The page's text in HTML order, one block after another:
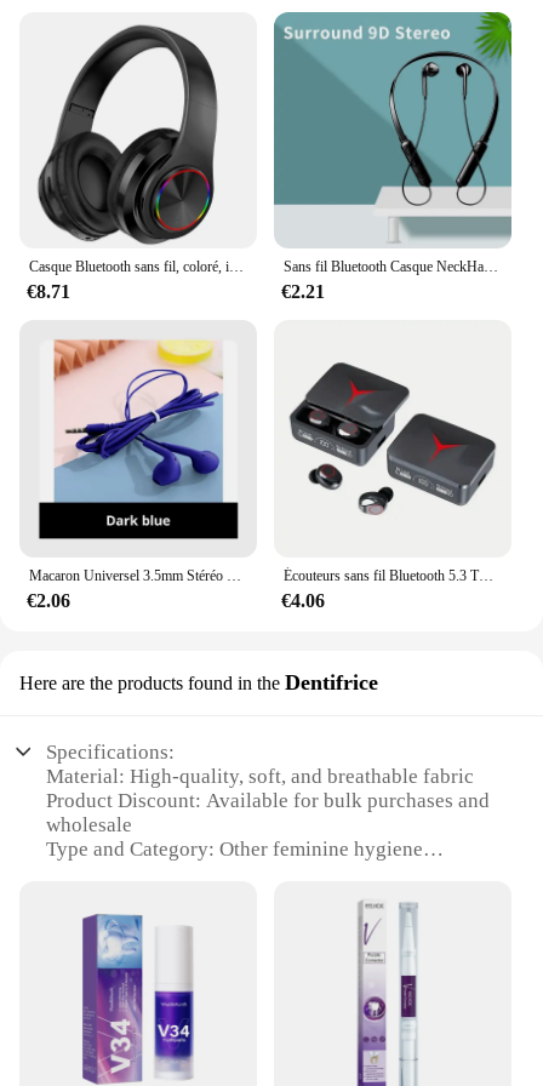
Casque Bluetooth sans fil, coloré, insertion de carte Shoous, jeu, musique, sport, support, téléphone portable, ordinateur
€8.71
Sans fil Bluetooth Casque NeckHanging Stéréo Réduction Du Bruit Universel 5.0 Sport Casque Microphone
€2.21
Macaron Universel 3.5mm Stéréo Écouteurs Sport Musique Bouchons D'oreille Filaire Microphone pour Xiaomi
€2.06
Écouteurs sans fil Bluetooth 5.3 TWS M90 avec micro, écouteurs de jeu, écouteurs de sport, casque pour iPhone, Xiaomi, original
€4.06
Here are the products found in the Dentifrice
Specifications:
Material: High-quality, soft, and breathable fabric
Product Discount: Available for bulk purchases and
wholesale
Type and Category: Other feminine hygiene
Design and Style: Modern, sleek, and discreet
Usage and Purpose: Designed for personal comfort
and protection
Typical Adaptive Scenario: Suitable for daily use
during menstruation
Shape or Size or Weight or Quantity: Variety of
sizes and packs to choose from